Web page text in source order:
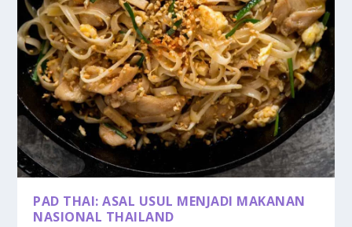
PAD THAI: ASAL USUL MENJADI MAKANAN
NASIONAL THAILAND